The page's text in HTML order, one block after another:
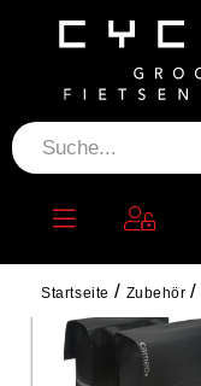
Startseite Zubehör